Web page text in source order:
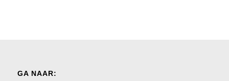
GA NAAR: